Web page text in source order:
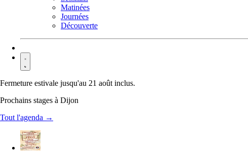
Matinées
Journées
Découverte
Fermeture estivale jusqu'au 21 août inclus.
Prochains stages à Dijon
Tout l'agenda →